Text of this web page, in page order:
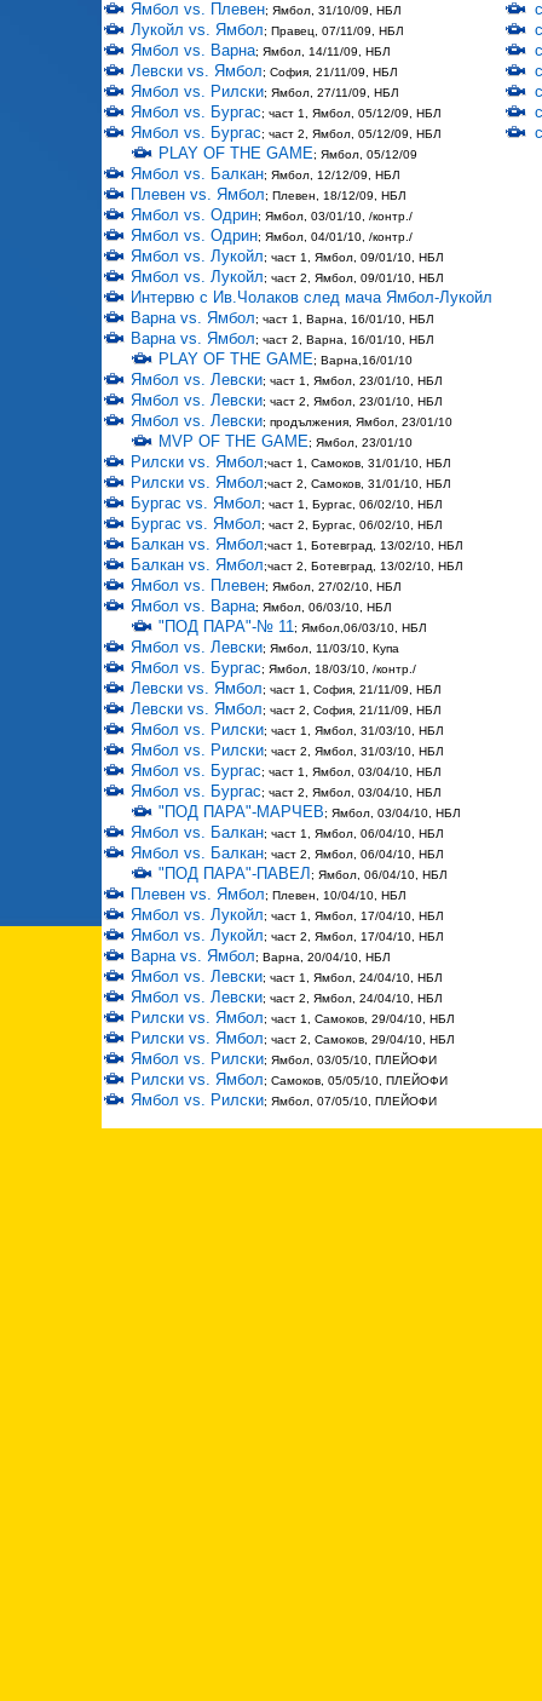
Ямбол vs. Плевен; Ямбол, 31/10/09, НБЛ
Лукойл vs. Ямбол; Правец, 07/11/09, НБЛ
Ямбол vs. Варна; Ямбол, 14/11/09, НБЛ
Левски vs. Ямбол; София, 21/11/09, НБЛ
Ямбол vs. Рилски; Ямбол, 27/11/09, НБЛ
Ямбол vs. Бургас; част 1, Ямбол, 05/12/09, НБЛ
Ямбол vs. Бургас; част 2, Ямбол, 05/12/09, НБЛ
PLAY OF THE GAME; Ямбол, 05/12/09
Ямбол vs. Балкан; Ямбол, 12/12/09, НБЛ
Плевен vs. Ямбол; Плевен, 18/12/09, НБЛ
Ямбол vs. Одрин; Ямбол, 03/01/10, /контр./
Ямбол vs. Одрин; Ямбол, 04/01/10, /контр./
Ямбол vs. Лукойл; част 1, Ямбол, 09/01/10, НБЛ
Ямбол vs. Лукойл; част 2, Ямбол, 09/01/10, НБЛ
Интервю с Ив.Чолаков след мача Ямбол-Лукойл
Варна vs. Ямбол; част 1, Варна, 16/01/10, НБЛ
Варна vs. Ямбол; част 2, Варна, 16/01/10, НБЛ
PLAY OF THE GAME; Варна,16/01/10
Ямбол vs. Левски; част 1, Ямбол, 23/01/10, НБЛ
Ямбол vs. Левски; част 2, Ямбол, 23/01/10, НБЛ
Ямбол vs. Левски; продължения, Ямбол, 23/01/10
MVP OF THE GAME; Ямбол, 23/01/10
Рилски vs. Ямбол;част 1, Самоков, 31/01/10, НБЛ
Рилски vs. Ямбол;част 2, Самоков, 31/01/10, НБЛ
Бургас vs. Ямбол; част 1, Бургас, 06/02/10, НБЛ
Бургас vs. Ямбол; част 2, Бургас, 06/02/10, НБЛ
Балкан vs. Ямбол;част 1, Ботевград, 13/02/10, НБЛ
Балкан vs. Ямбол;част 2, Ботевград, 13/02/10, НБЛ
Ямбол vs. Плевен; Ямбол, 27/02/10, НБЛ
Ямбол vs. Варна; Ямбол, 06/03/10, НБЛ
"ПОД ПАРА"-№ 11; Ямбол,06/03/10, НБЛ
Ямбол vs. Левски; Ямбол, 11/03/10, Купа
Ямбол vs. Бургас; Ямбол, 18/03/10, /контр./
Левски vs. Ямбол; част 1, София, 21/11/09, НБЛ
Левски vs. Ямбол; част 2, София, 21/11/09, НБЛ
Ямбол vs. Рилски; част 1, Ямбол, 31/03/10, НБЛ
Ямбол vs. Рилски; част 2, Ямбол, 31/03/10, НБЛ
Ямбол vs. Бургас; част 1, Ямбол, 03/04/10, НБЛ
Ямбол vs. Бургас; част 2, Ямбол, 03/04/10, НБЛ
"ПОД ПАРА"-МАРЧЕВ; Ямбол, 03/04/10, НБЛ
Ямбол vs. Балкан; част 1, Ямбол, 06/04/10, НБЛ
Ямбол vs. Балкан; част 2, Ямбол, 06/04/10, НБЛ
"ПОД ПАРА"-ПАВЕЛ ; Ямбол, 06/04/10, НБЛ
Плевен vs. Ямбол; Плевен, 10/04/10, НБЛ
Ямбол vs. Лукойл; част 1, Ямбол, 17/04/10, НБЛ
Ямбол vs. Лукойл; част 2, Ямбол, 17/04/10, НБЛ
Варна vs. Ямбол; Варна, 20/04/10, НБЛ
Ямбол vs. Левски; част 1, Ямбол, 24/04/10, НБЛ
Ямбол vs. Левски; част 2, Ямбол, 24/04/10, НБЛ
Рилски vs. Ямбол; част 1, Самоков, 29/04/10, НБЛ
Рилски vs. Ямбол; част 2, Самоков, 29/04/10, НБЛ
Ямбол vs. Рилски; Ямбол, 03/05/10, ПЛЕЙОФИ
Рилски vs. Ямбол; Самоков, 05/05/10, ПЛЕЙОФИ
Ямбол vs. Рилски; Ямбол, 07/05/10, ПЛЕЙОФИ